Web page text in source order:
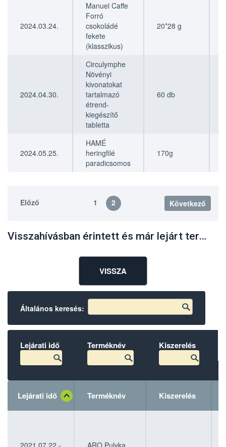
2024.03.24.
Manuel Caffe
Forró
csokoládé
fekete
(klasszikus)
20*28 g
2024.04.30.
Circulymphe
Növényi
kivonatokat
tartalmazó
étrend-
kiegészítő
tabletta
60 db
2024.05.25.
HAMÉ
heringfilé
paradicsomos
170g
Előző 1 2 Következő
Visszahívásban érintett és már lejárt termékek
VISSZA
Általános keresés:
Lejárati idő Terméknév Kiszerelés
Lejárati idő Terméknév Kiszerelés